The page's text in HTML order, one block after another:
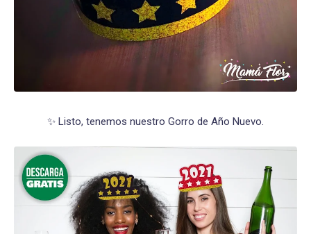
✨ Listo, tenemos nuestro Gorro de Año Nuevo.